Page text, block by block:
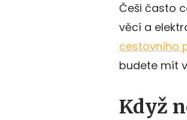
Češi často
věcí a
cestovního
budete mít
Když